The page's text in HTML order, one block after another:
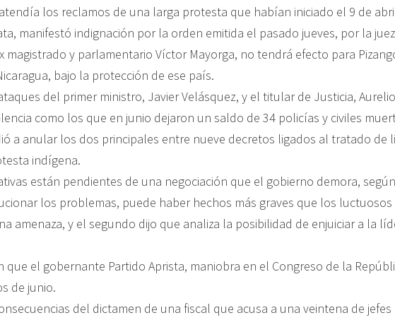
los reclamos de una larga protesta que habían iniciado el 9 de
manifestó indignación por la orden emitida el pasado jueves, por la
magistrado y parlamentario Víctor Mayorga, no tendrá efecto para
bajo la protección de ese país.
del primer ministro, Javier Velásquez, y el titular de Justicia,
como los que en junio dejaron un saldo de 34 policías y civiles
a anular los dos principales entre nueve decretos ligados al tratado de
indígena.
están pendientes de una negociación que el gobierno demora,
los problemas, puede haber hechos más graves que los luctuosos
amenaza, y el segundo dijo que analiza la posibilidad de enjuiciar a la
el gobernante Partido Aprista, maniobra en el Congreso de la
de junio.
del dictamen de una fiscal que acusa a una veintena de